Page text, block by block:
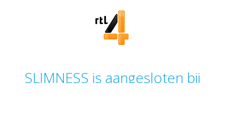
SLIMNESS is aangesloten bij